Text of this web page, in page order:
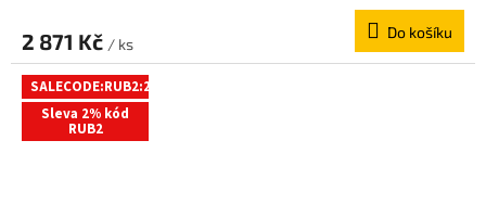
2 871 Kč / ks
Do košíku
SALECODE:RUB2:2:%
Sleva 2% kód
RUB2